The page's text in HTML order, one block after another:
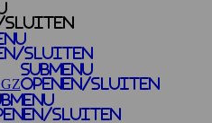
sluiten
sluiten
Submenu
openen/sluiten
sluiten